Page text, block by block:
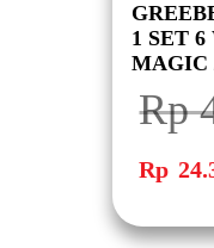
1 SET
MAGIC
SET 6
PASTEL
Rp
Harga
aslinya
adalah:
Rp